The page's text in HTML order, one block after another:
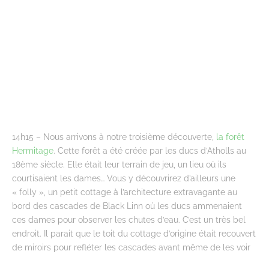
14h15 – Nous arrivons à notre troisième découverte, la forêt
Hermitage. Cette forêt a été créée par les ducs d’Atholls au
18ème siècle. Elle était leur terrain de jeu, un lieu où ils
courtisaient les dames… Vous y découvrirez d’ailleurs une
« folly », un petit cottage à l’architecture extravagante au
bord des cascades de Black Linn où les ducs ammenaient
ces dames pour observer les chutes d’eau. C’est un très bel
endroit. Il parait que le toit du cottage d’origine était recouvert
de miroirs pour refléter les cascades avant même de les voir